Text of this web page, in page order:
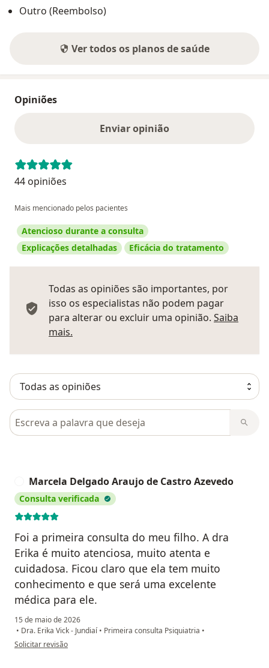
Outro (Reembolso)
Ver todos os planos de saúde
Opiniões
Enviar opinião
44 opiniões
Mais mencionado pelos pacientes
Atencioso durante a consulta
Explicações detalhadas
Eficácia do tratamento
Todas as opiniões são importantes, por
isso os especialistas não podem pagar
para alterar ou excluir uma opinião. Saiba
mais.
Pesquisar em opiniões
Marcela Delgado Araujo de Castro Azevedo
Consulta verificada
Foi a primeira consulta do meu filho. A dra
Erika é muito atenciosa, muito atenta e
cuidadosa. Ficou claro que ela tem muito
conhecimento e que será uma excelente
médica para ele.
15 de maio de 2026
• Dra. Erika Vick - Jundiaí • Primeira consulta Psiquiatria •
na opinião do utilizador Marcela Delgado Araujo de Castro Azevedo
Solicitar revisão